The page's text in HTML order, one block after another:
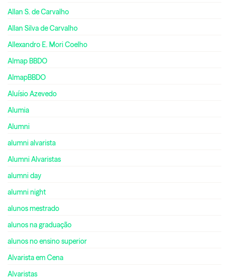
Allan S. de Carvalho
Allan Silva de Carvalho
Allexandro E. Mori Coelho
Almap BBDO
AlmapBBDO
Aluísio Azevedo
Alumia
Alumni
alumni alvarista
Alumni Alvaristas
alumni day
alumni night
alunos mestrado
alunos na graduação
alunos no ensino superior
Alvarista em Cena
Alvaristas